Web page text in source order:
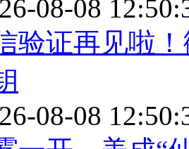
08-08
验证再见啦
08-08